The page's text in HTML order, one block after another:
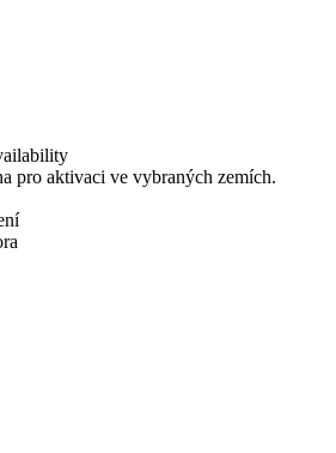
pro aktivaci ve vybraných zemích.